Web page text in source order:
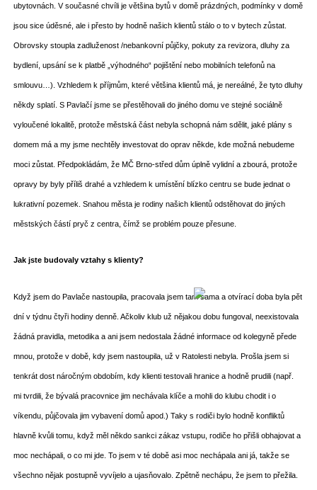
ubytovnách. V současné chvíli je většina bytů v domě prázdných, podmínky v domě
jsou sice úděsné, ale i přesto by hodně našich klientů stálo o to v bytech zůstat.
Obrovsky stoupla zadluženost /nebankovní půjčky, pokuty za revizora, dluhy za
bydlení, upsání se k platbě „výhodného“ pojištění nebo mobilních telefonů na
smlouvu…). Vzhledem k příjmům, které většina klientů má, je nereálné, že tyto dluhy
někdy splatí. S Pavlačí jsme se přestěhovali do jiného domu ve stejné sociálně
vyloučené lokalitě, protože městská část nebyla schopná nám sdělit, jaké plány s
domem má a my jsme nechtěly investovat do oprav někde, kde možná nebudeme
moci zůstat. Předpokládám, že MČ Brno-střed dům úplně vylidní a zbourá, protože
opravy by byly příliš drahé a vzhledem k umístění blízko centru se bude jednat o
lukrativní pozemek. Snahou města je rodiny našich klientů odstěhovat do jiných
městských částí pryč z centra, čímž se problém pouze přesune.
Jak jste budovaly vztahy s klienty?
Když jsem do Pavlače nastoupila, pracovala jsem tam sama a otvírací doba byla pět
dní v týdnu čtyři hodiny denně. Ačkoliv klub už nějakou dobu fungoval, neexistovala
žádná pravidla, metodika a ani jsem nedostala žádné informace od kolegyně přede
mnou, protože v době, kdy jsem nastoupila, už v Ratolesti nebyla. Prošla jsem si
tenkrát dost náročným obdobím, kdy klienti testovali hranice a hodně prudili (např.
mi tvrdili, že bývalá pracovnice jim nechávala klíče a mohli do klubu chodit i o
víkendu, půjčovala jim vybavení domů apod.) Taky s rodiči bylo hodně konfliktů
hlavně kvůli tomu, když měl někdo sankci zákaz vstupu, rodiče ho přišli obhajovat a
moc nechápali, o co mi jde. To jsem v té době asi moc nechápala ani já, takže se
všechno nějak postupně vyvíjelo a ujasňovalo. Zpětně nechápu, že jsem to přežila.